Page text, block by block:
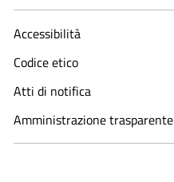
Accessibilità
Codice etico
Atti di notifica
Amministrazione trasparente